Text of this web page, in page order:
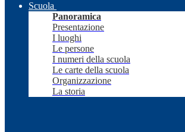
Scuola
Panoramica
Presentazione
I luoghi
Le persone
I numeri della scuola
Le carte della scuola
Organizzazione
La storia